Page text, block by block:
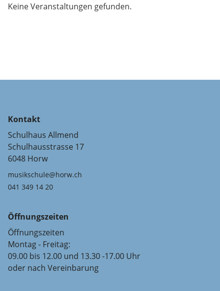
Keine Veranstaltungen gefunden.
Kontakt
Schulhaus Allmend
Schulhausstrasse 17
6048 Horw
musikschule@horw.ch
041 349 14 20
Öffnungszeiten
Öffnungszeiten
Montag - Freitag:
09.00 bis 12.00 und 13.30 -17.00 Uhr
oder nach Vereinbarung